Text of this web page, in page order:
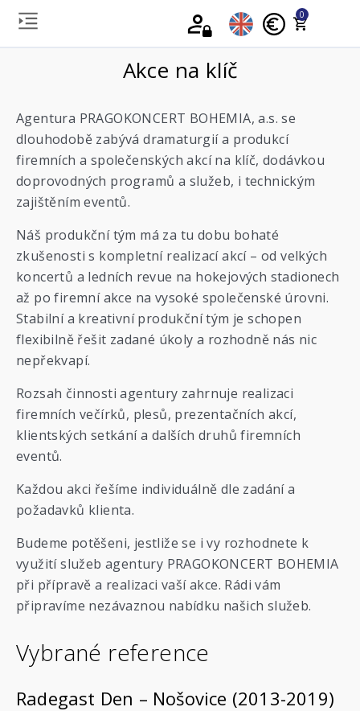
0
Akce na klíč
Agentura PRAGOKONCERT BOHEMIA, a.s. se
dlouhodobě zabývá dramaturgií a produkcí
firemních a společenských akcí na klíč, dodávkou
doprovodných programů a služeb, i technickým
zajištěním eventů.
Náš produkční tým má za tu dobu bohaté
zkušenosti s kompletní realizací akcí – od velkých
koncertů a ledních revue na hokejových stadionech
až po firemní akce na vysoké společenské úrovni.
Stabilní a kreativní produkční tým je schopen
flexibilně řešit zadané úkoly a rozhodně nás nic
nepřekvapí.
Rozsah činnosti agentury zahrnuje realizaci
firemních večírků, plesů, prezentačních akcí,
klientských setkání a dalších druhů firemních
eventů.
Každou akci řešíme individuálně dle zadání a
požadavků klienta.
Budeme potěšeni, jestliže se i vy rozhodnete k
využití služeb agentury PRAGOKONCERT BOHEMIA
při přípravě a realizaci vaší akce. Rádi vám
připravíme nezávaznou nabídku našich služeb.
Vybrané reference
Radegast Den – Nošovice (2013-2019)